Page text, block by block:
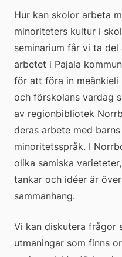
Hur kan skolor arbeta
minoriteters kultur i
seminarium får vi ta
arbetet i Pajala
för att föra in meänkieli
och förskolans vardag
av regionbibliotek
deras arbete med
minoritetsspråk. I
olika samiska
tankar och idéer är
sammanhang.
Vi kan diskutera frågor
utmaningar som finns